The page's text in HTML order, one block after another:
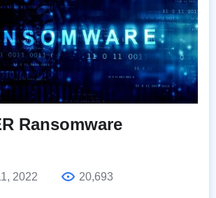
Ransomware
2022
20,693